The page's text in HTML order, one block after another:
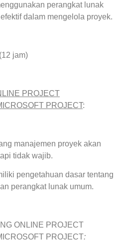
perangkat lunak
dalam mengelola proyek.
jam)
PROJECT
PROJECT:
manajemen proyek akan
tidak wajib.
pengetahuan dasar tentang
perangkat lunak umum.
ONLINE PROJECT
PROJECT: